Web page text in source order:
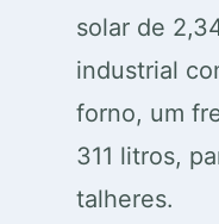
solar de
industrial
forno, um
311 litros,
talheres.